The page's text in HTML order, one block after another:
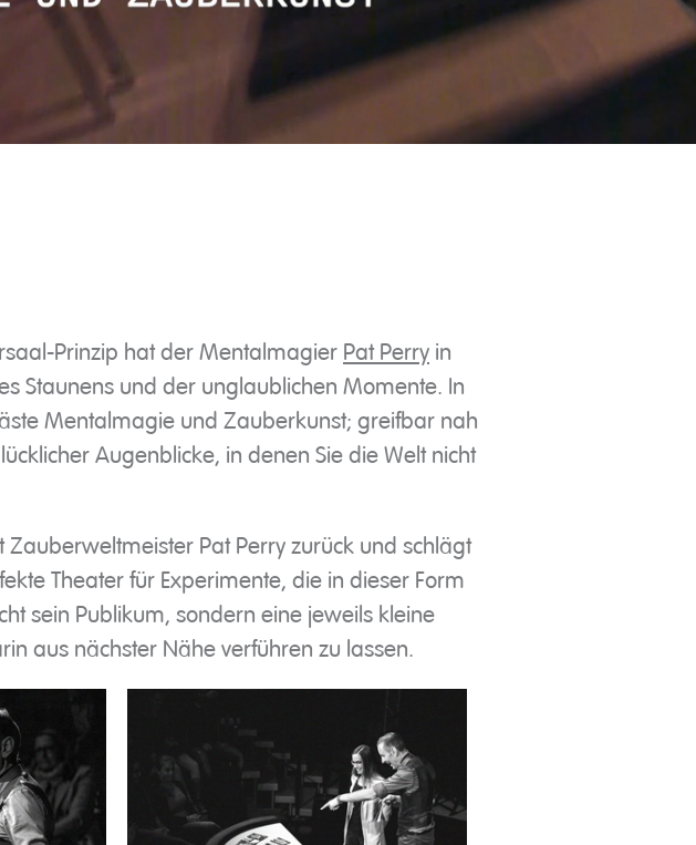
Prinzip hat der Mentalmagier Pat Perry in
Staunens und der unglaublichen Momente. In
Mentalmagie und Zauberkunst; greifbar nah
Augenblicke, in denen Sie die Welt nicht
Pat Perry zurück und schlägt
Theater für Experimente, die in dieser Form
sein Publikum, sondern eine jeweils kleine
aus nächster Nähe verführen zu lassen.